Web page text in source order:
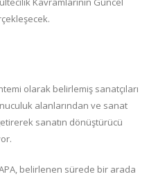
olarak belirlemiş sanatçıları
alanlarından ve sanat
sanatın dönüştürücü
belirlenen sürede bir arada